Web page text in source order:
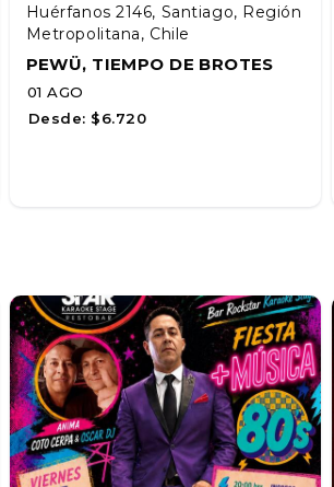
Huérfanos 2146, Santiago, Región
Metropolitana, Chile
PEWÜ, TIEMPO DE BROTES
01 AGO
Desde: $6.720